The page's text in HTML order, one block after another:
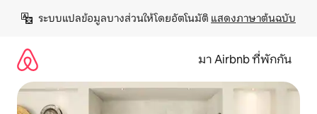
เนื้อหา
ระบบแปลข้อมูลบางส่วนให้โดยอัตโนมัติ แสดงภาษาต้นฉบับ
มา Airbnb ที่พักกัน